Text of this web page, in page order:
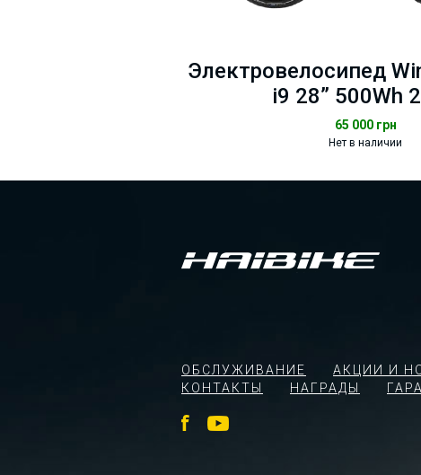
Электровелосипед
i9 28” 500Wh
65 000 грн
Нет в наличии
ОБСЛУЖИВАНИЕ АКЦИИ И
КОНТАКТЫ
НАГРАДЫ